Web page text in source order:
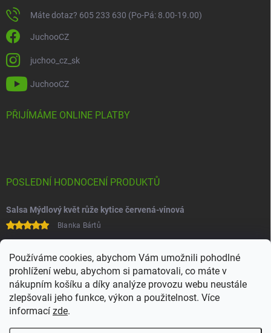
Používáme cookies, abychom Vám umožnili pohodlné
prohlížení webu, abychom si pamatovali, co máte v
nákupním košíku a díky analýze provozu webu neustále
zlepšovali jeho funkce, výkon a použitelnost. Více
informací zde.
Máte dotaz? 605 233 630 (Po-Pá: 8.00-19.00)
JuchooCZ
juchoo_cz_sk
JuchooCZ
PŘIJÍMÁME ONLINE PLATBY
POSLEDNÍ HODNOCENÍ PRODUKTŮ
Salsa Mýdlový květ růže kytice červená-vínová
Blanka Bártů